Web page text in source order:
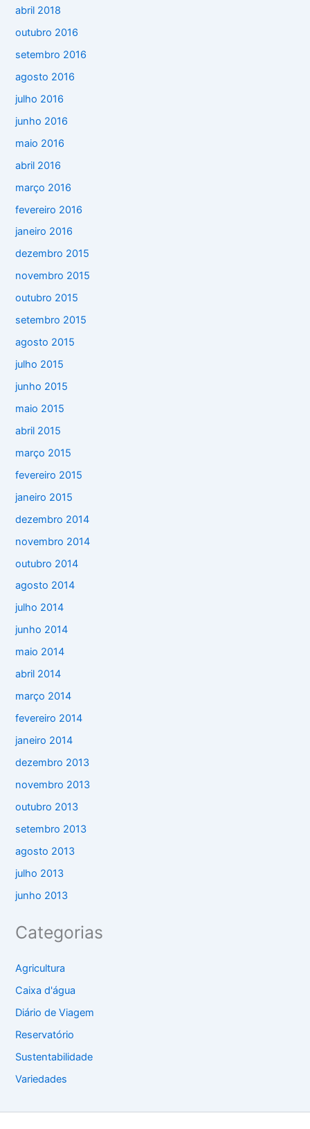
abril 2018
outubro 2016
setembro 2016
agosto 2016
julho 2016
junho 2016
maio 2016
abril 2016
março 2016
fevereiro 2016
janeiro 2016
dezembro 2015
novembro 2015
outubro 2015
setembro 2015
agosto 2015
julho 2015
junho 2015
maio 2015
abril 2015
março 2015
fevereiro 2015
janeiro 2015
dezembro 2014
novembro 2014
outubro 2014
agosto 2014
julho 2014
junho 2014
maio 2014
abril 2014
março 2014
fevereiro 2014
janeiro 2014
dezembro 2013
novembro 2013
outubro 2013
setembro 2013
agosto 2013
julho 2013
junho 2013
Categorias
Agricultura
Caixa d'água
Diário de Viagem
Reservatório
Sustentabilidade
Variedades